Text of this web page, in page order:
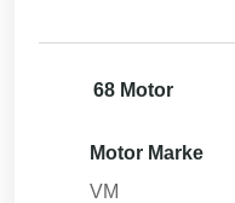
68 Motor
Motor Marke
VM